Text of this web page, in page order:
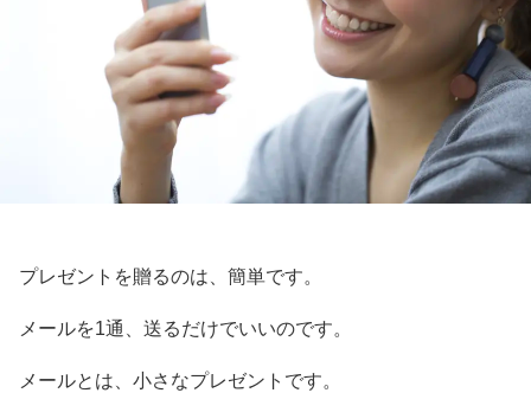
プレゼントを贈るのは、簡単です。
メールを1通、送るだけでいいのです。
メールとは、小さなプレゼントです。